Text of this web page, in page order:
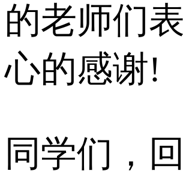
的老师们
心的感谢!
同学们，